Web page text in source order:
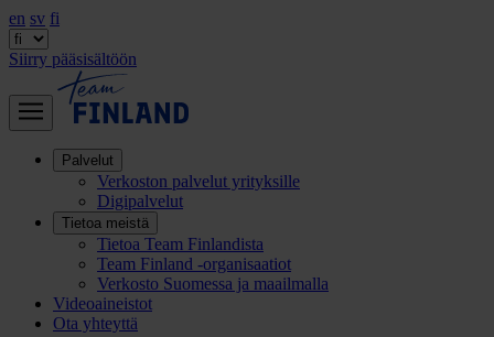
en sv fi
Siirry pääsisältöön
Palvelut
Verkoston palvelut yrityksille
Digipalvelut
Tietoa meistä
Tietoa Team Finlandista
Team Finland -organisaatiot
Verkosto Suomessa ja maailmalla
Videoaineistot
Ota yhteyttä